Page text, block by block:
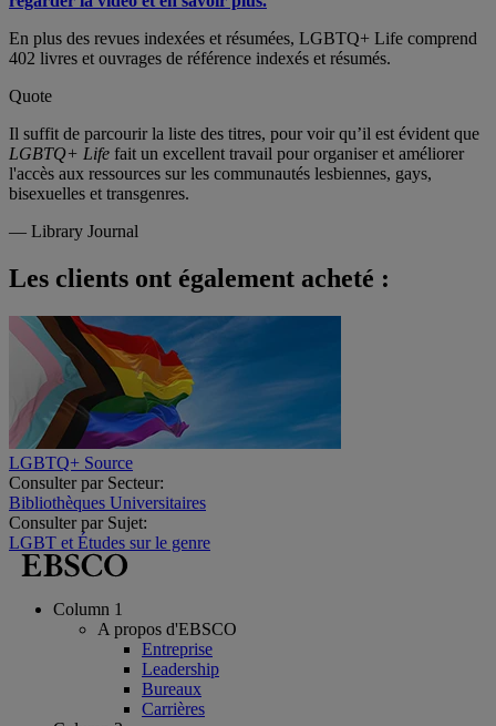
En plus des revues indexées et résumées, LGBTQ+ Life comprend
402 livres et ouvrages de référence indexés et résumés.
Quote
Il suffit de parcourir la liste des titres, pour voir qu’il est évident que
LGBTQ+ Life fait un excellent travail pour organiser et améliorer
l'accès aux ressources sur les communautés lesbiennes, gays,
bisexuelles et transgenres.
— Library Journal
Les clients ont également acheté :
LGBTQ+ Source
Consulter par Secteur:
Bibliothèques Universitaires
Consulter par Sujet:
LGBT et Études sur le genre
Column 1
A propos d'EBSCO
Entreprise
Leadership
Bureaux
Carrières